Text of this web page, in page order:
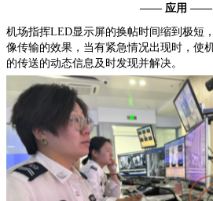
—— 应用 ——
机场指挥LED显示屏的换帖时间缩到极短
像传输的效果，当有紧急情况出现时，使
的传送的动态信息及时发现并解决。